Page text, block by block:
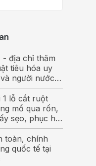
- địa chỉ thăm
tiêu hóa uy
người nước
1 lỗ cắt ruột
mổ qua rốn,
sẹo, phục hồi
toàn, chính
quốc tế tại